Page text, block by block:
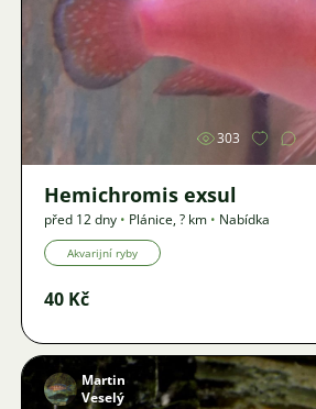
Obrázek
303
Hemichromis exsul
před 12 dny • Plánice,? km • Nabídka
Akvarijní ryby
40 Kč
Martin
Veselý